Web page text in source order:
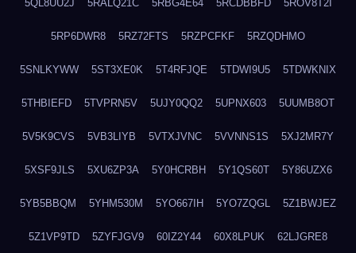
5QL8UU2J 5RALQ21C 5RBG4E64 5RCDBBFD 5ROV8T2I
5RP6DWR8 5RZ72FTS 5RZPCFKF 5RZQDHMO
5SNLKYWW 5ST3XE0K 5T4RFJQE 5TDWI9U5 5TDWKNIX
5THBIEFD 5TVPRN5V 5UJY0QQ2 5UPNX603 5UUMB8OT
5V5K9CVS 5VB3LIYB 5VTXJVNC 5VVNNS1S 5XJ2MR7Y
5XSF9JLS 5XU6ZP3A 5Y0HCRBH 5Y1QS60T 5Y86UZX6
5YB5BBQM 5YHM530M 5YO667IH 5YO7ZQGL 5Z1BWJEZ
5Z1VP9TD 5ZYFJGV9 60IZ2Y44 60X8LPUK 62LJGRE8